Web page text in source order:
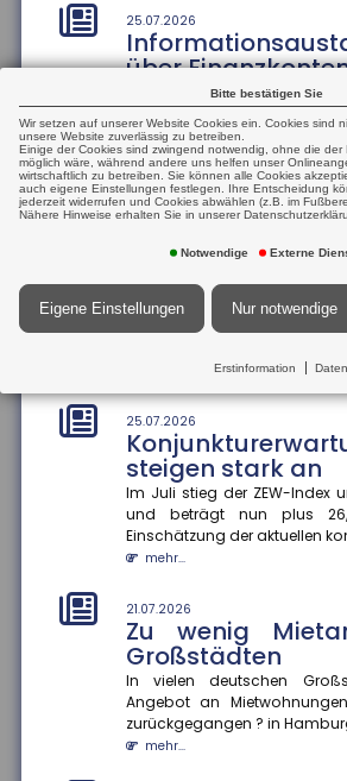
25.07.2026
über
Der internationale
Finanzkonten soll
hat die Bundesregierung
mehr...
25.07.2026
und regelmäßig
Ein Privathaushalt gibt im
Jahr für Versicherungen aus
25.07.2026
steigen stark an
Im Juli stieg der ZEW-Index
und beträgt nun plus
Einschätzung der aktuellen
mehr...
21.07.2026
Zu wenig
Großstädten
In vielen deutschen
Angebot an
zurückgegangen ? in
mehr...
Bitte bestätigen Sie
Wir setzen auf unserer Website Cookies ein. Cookies sind
unsere Website zuverlässig zu betreiben.
Einige der Cookies sind zwingend notwendig, ohne die der
möglich wäre, während andere uns helfen unser
wirtschaftlich zu betreiben. Sie können alle Cookies
auch eigene Einstellungen festlegen. Ihre Entscheidung
jederzeit widerrufen und Cookies abwählen (z.B. im
Nähere Hinweise erhalten Sie in unserer
Notwendige Externe
Eigene Einstellungen Nur notwendige
Erstinformation
Ein Münchner musste trotz
Krankenversicherung
private Krankenvers...
21.07.2026
Tankrabatt
Familien
Die Inflation in Deutschland ist
Prozent gesunken ? vor allem
mehr...
Internationaler
Steuerhinterziehung
bekämpfen
Die Bundesregierung will
Plattformeinkünfte auf
mehr...
kann
mindern
Wer im späten Erwerbsleben
riskiert später geringere
besonders, wenn keine zusätzli...
mehr...